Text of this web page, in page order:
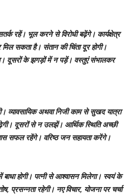
रहें। भूल करने से विरोधी बढ़ेंगे। कार्यक्षेत्र
मिल सकता है। संतान की चिंता दूर होगी।
दूसरों के झगड़ों में न पड़ें। वस्तुएं संभालकर
व्यावसायिक अथवा निजी काम से सुखद यात्रा
दूसरों से न उलझें। आर्थिक स्थिति अच्छी
सफल रहेंगे। वरिष्ठ जन सहायता करेंगे।
बाधा होगी। पत्नी से आश्वासन मिलेगा। स्वयं के
प्रसन्नता रहेगी। नए विचार, योजना पर चर्चा